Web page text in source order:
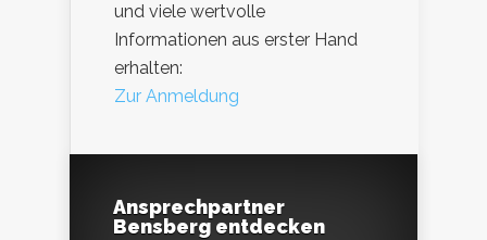
und viele wertvolle
Informationen aus erster Hand
erhalten:
Zur Anmeldung
Ansprechpartner
Bensberg entdecken